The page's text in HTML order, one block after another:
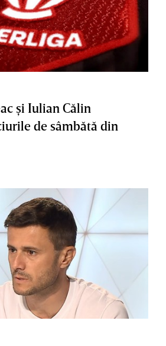
şi Iulian Călin
de sâmbătă din